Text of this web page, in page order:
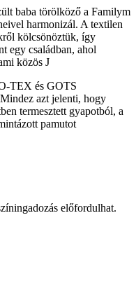
baba törölköző a Familym
harmonizál. A textilen
kölcsönöztük, így
egy családban, ahol
közös J
TEX és GOTS
azt jelenti, hogy
termesztett gyapotból, a
pamutot
előfordulhat.